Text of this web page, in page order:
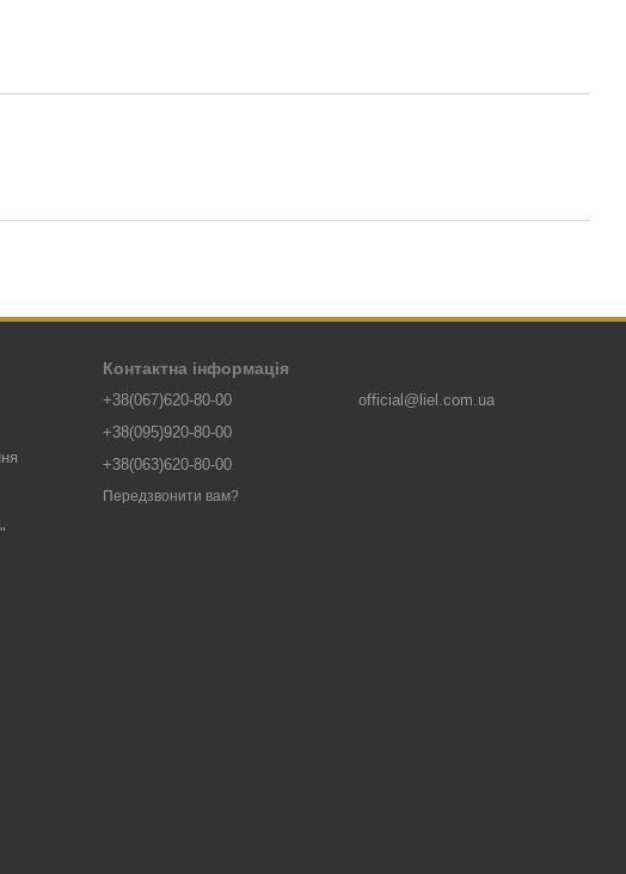
Контактна інформація
+38(067)620-80-00
+38(095)920-80-00
+38(063)620-80-00
Передзвонити вам?
official@liel.com.ua